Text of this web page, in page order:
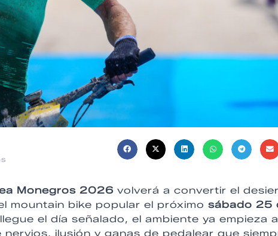
Monegros 2026 volverá a convertir el
mountain bike popular el próximo sábado 25
el día señalado, el ambiente ya empieza a
ilusión y ganas de pedalear que